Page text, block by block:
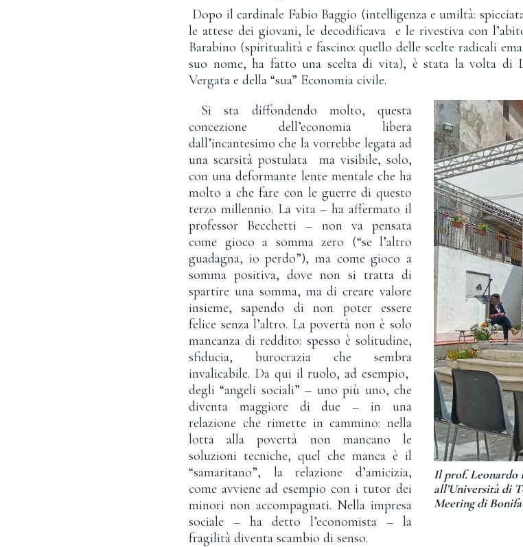
Dopo il cardinale Fabio Baggio (intelligenza e umiltà:
le attese dei giovani, le decodificava e le rivestiva con
Barabino (spiritualità e fascino: quello delle scelte radicali
suo nome, ha fatto una scelta di vita), è stata la volta di
Vergata e della “sua” Economia civile.
Il prof. Leonardo
all’Università di
Meeting di
Si sta diffondendo molto, questa
concezione dell’economia libera
dall’incantesimo che la vorrebbe legata ad
una scarsità postulata ma visibile, solo,
con una deformante lente mentale che ha
molto a che fare con le guerre di questo
terzo millennio. La vita – ha affermato il
professor Becchetti – non va pensata
come gioco a somma zero (“se l’altro
guadagna, io perdo”), ma come gioco a
somma positiva, dove non si tratta di
spartire una somma, ma di creare valore
insieme, sapendo di non poter essere
felice senza l’altro. La povertà non è solo
mancanza di reddito: spesso è solitudine,
sfiducia, burocrazia che sembra
invalicabile. Da qui il ruolo, ad esempio,
degli “angeli sociali” – uno più uno, che
diventa maggiore di due – in una
relazione che rimette in cammino: nella
lotta alla povertà non mancano le
soluzioni tecniche, quel che manca è il
“samaritano”, la relazione d’amicizia,
come avviene ad esempio con i tutor dei
minori non accompagnati. Nella impresa
sociale – ha detto l’economista – la
fragilità diventa scambio di senso.